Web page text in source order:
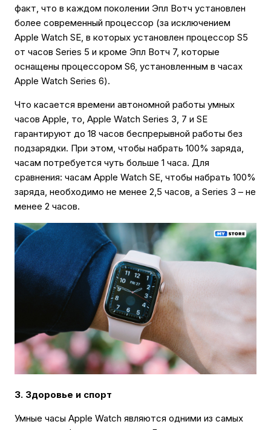
факт, что в каждом поколении Эпл Вотч установлен
более современный процессор (за исключением
Apple Watch SE, в которых установлен процессор S5
от часов Series 5 и кроме Эпл Вотч 7, которые
оснащены процессором S6, установленным в часах
Apple Watch Series 6).
Что касается времени автономной работы умных
часов Apple, то, Apple Watch Series 3, 7 и SE
гарантируют до 18 часов беспрерывной работы без
подзарядки. При этом, чтобы набрать 100% заряда,
часам потребуется чуть больше 1 часа. Для
сравнения: часам Apple Watch SE, чтобы набрать 100%
заряда, необходимо не менее 2,5 часов, а Series 3 – не
менее 2 часов.
3. Здоровье и спорт
Умные часы Apple Watch являются одними из самых